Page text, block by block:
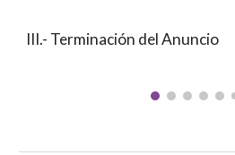
III.- Terminación del Anuncio